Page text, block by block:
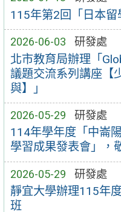
115年第2回「日本留
2026-06-03 研發處
北市教育局辦理「
議題交流系列講座【
與】」
2026-05-29 研發處
114年學年度「中崙
學習成果發表會」，
2026-05-29 研發處
靜宜大學辦理115年
班